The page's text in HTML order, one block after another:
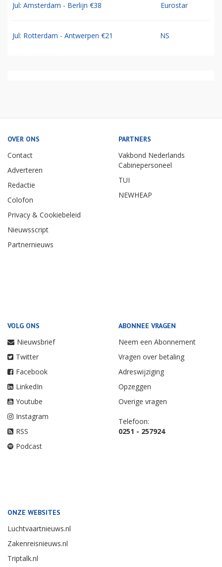
Jul: Amsterdam - Berlijn €38 Eurostar
Jul: Rotterdam - Antwerpen €21 NS
OVER ONS
Contact
Adverteren
Redactie
Colofon
Privacy & Cookiebeleid
Nieuwsscript
Partnernieuws
PARTNERS
Vakbond Nederlands
Cabinepersoneel
TUI
NEWHEAP
VOLG ONS
Nieuwsbrief
Twitter
Facebook
LinkedIn
Youtube
Instagram
RSS
Podcast
ABONNEE VRAGEN
Neem een Abonnement
Vragen over betaling
Adreswijziging
Opzeggen
Overige vragen
Telefoon:
0251 - 257924
ONZE WEBSITES
Luchtvaartnieuws.nl
Zakenreisnieuws.nl
Triptalk.nl